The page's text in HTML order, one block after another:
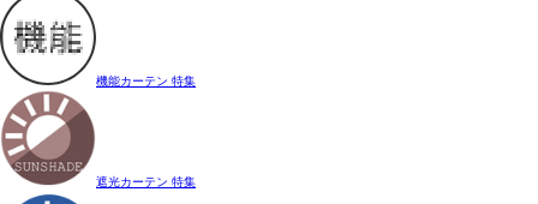
機能カーテン 特集
遮光カーテン 特集